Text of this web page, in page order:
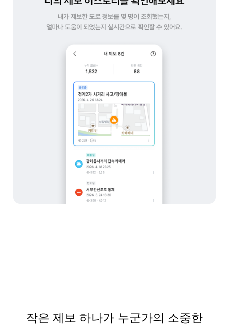
작은 제보 하나가 누군가의 소중한